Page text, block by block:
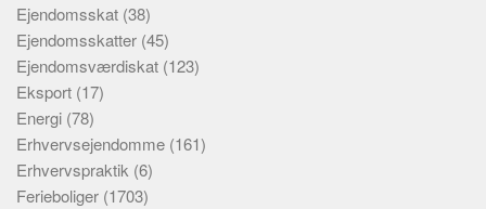
Ejendomsskat (38)
Ejendomsskatter (45)
Ejendomsværdiskat (123)
Eksport (17)
Energi (78)
Erhvervsejendomme (161)
Erhvervspraktik (6)
Ferieboliger (1703)